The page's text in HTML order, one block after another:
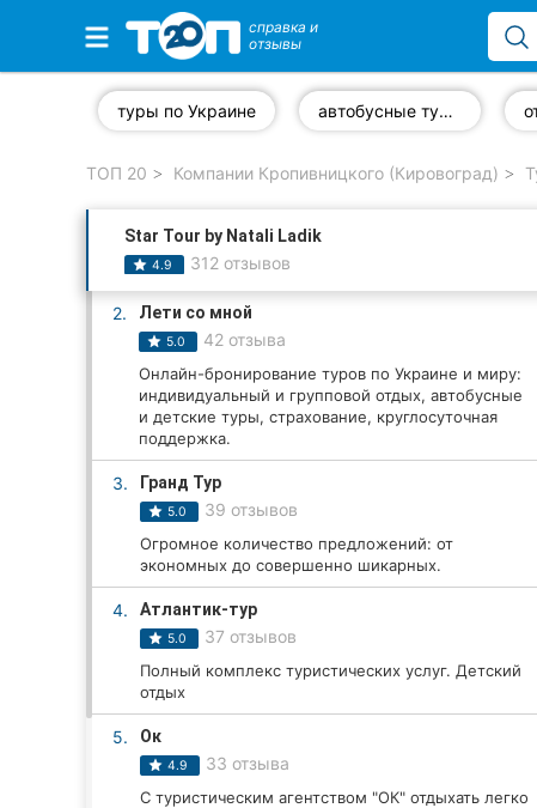
Избранные компании
Стоматологии
Частные клиники
Ветеринарные клиники
Автошколы
Все рубрики
Все города:
Кропивницкий
Винница
справка и
отзывы
туры по Украине автобусные туры
ТОП 20 Компании Кропивницкого (Кировоград)
Star Tour by Natali Ladik
4.9 312 отзывов
2. Лети со мной
5.0 42 отзыва
Онлайн-бронирование туров по Украине и миру:
индивидуальный и групповой отдых, автобусные
и детские туры, страхование, круглосуточная
поддержка.
3. Гранд Тур
5.0 39 отзывов
Огромное количество предложений: от
экономных до совершенно шикарных.
4. Атлантик-тур
5.0 37 отзывов
Полный комплекс туристических услуг. Детский
отдых
5. Ок
4.9 33 отзыва
С туристическим агентством "ОК" отдыхать легко